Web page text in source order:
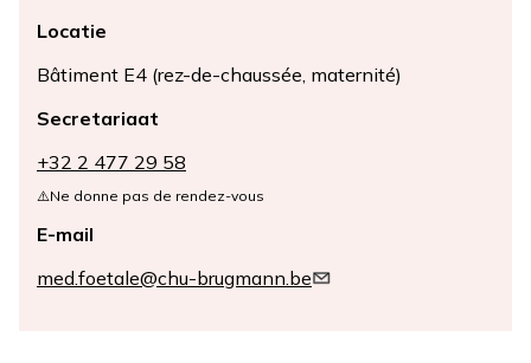
Locatie
Bâtiment E4 (rez-de-chaussée, maternité)
Secretariaat
+32 2 477 29 58
⚠️Ne donne pas de rendez-vous
E-mail
med.foetale@chu-brugmann.be